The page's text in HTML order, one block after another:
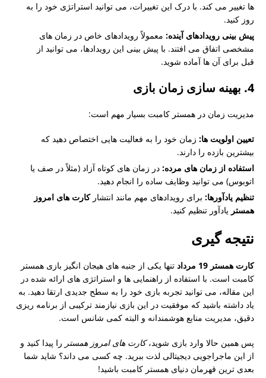
ها تغییر می کند. با درک این تغییرات، می توانید استراتژی خود را به
روز کنید.
پیش بینی رویدادهای آینده: معمولاً رویدادهای خاص در زمان های
مشخصی اتفاق می افتند. با پیش بینی این رویدادها، می توانید از
قبل برای آن ها آماده شوید.
4. بهینه سازی زمان بازی
مدیریت زمان در همستر کامبت بسیار مهم است:
تعیین اولویت ها: زمان خود را به فعالیت هایی اختصاص دهید که
بیشترین بازده را دارند.
استفاده از زمان های مرده: در زمان های کوتاه آزاد (مثلاً در صف یا
اتوبوس) می توانید وظایف ساده را انجام دهید.
تنظیم یادآورها: برای رویدادهای مهم مانند انتشارکارت های امروز
همستر یادآور تنظیم کنید.
نتیجه گیری
کارت همستر 19 مرداد
تنها یکی از جنبه های هیجان انگیز بازی همستر
کامبت است. با استفاده از راهنمایی ها و استراتژی های ارائه شده در
این مقاله، می توانید تجربه بازی خود را به سطح جدیدی ارتقا دهید. به
یاد داشته باشید که موفقیت در این بازی نیازمند ترکیبی از برنامه ریزی
دقیق، مدیریت منابع هوشمندانه و البته کمی شانس است.
پس همین حالا وارد بازی شوید،کارت های امروز همستر را پیدا کنید و
از این ماجراجویی دیجیتالی لذت ببرید. چه کسی می داند؟ شاید شما
بعدی ترین قهرمان دنیای همستر کامبت باشید!